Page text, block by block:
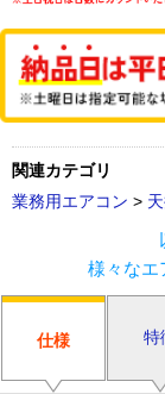
関連カテゴリ
業務用エアコン >
様々なエ
仕様 特